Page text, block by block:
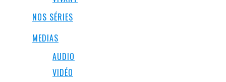
NOS SÉRIES
MEDIAS
AUDIO
VIDÉO